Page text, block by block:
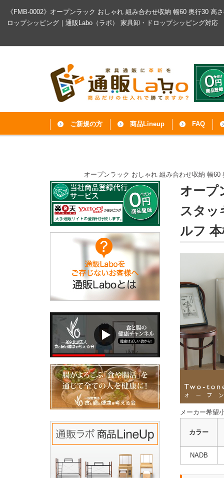
《FMB-0002》オープンラック おしゃれ 組み合わせ収納 幅60 奥行30
ロップシッピング｜通販Labo（ラボ） 家具卸・ドロップシッピング対応
ご新規の方 商品Lineup FAQ
オープンラック おしゃれ 組み合わせ収納 幅
オープ
スタッ
ルフ
メーカー希望
カラー
NADB